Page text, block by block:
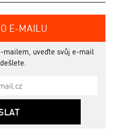
E-MAILU
mailem, uveďte svůj e-mail